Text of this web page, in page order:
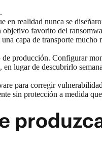
realidad nunca se
objetivo favorito del
capa de transporte mucho
producción. Configurar
lugar de descubrirlo
para corregir
sin protección a medida